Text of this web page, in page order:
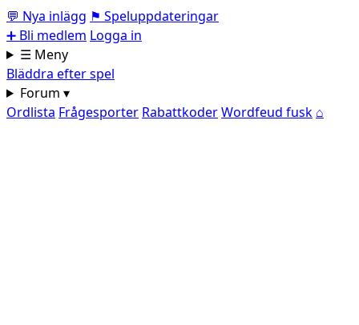
💬 Nya inlägg ⚑ Speluppdateringar
➕ Bli medlem Logga in
☰ Meny
Bläddra efter spel
Forum ▾
Ordlista Frågesporter RabattkoderWordfeud fusk ⌂